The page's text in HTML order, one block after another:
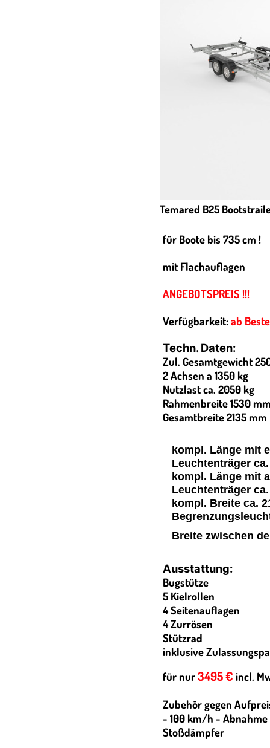
Temared B25
für Boote bis 735 cm !
mit Flachauflagen
ANGEBOTSPREIS !!!
Verfügbarkeit:ab
Techn. Daten:
Zul. Gesamtgewicht
2 Achsen a 1350 kg
Nutzlast ca. 2050 kg
Rahmenbreite 1530
Gesamtbreite 2135 mm
kompl. Länge mit
Leuchtenträger
kompl. Länge mit
Leuchtenträger
kompl. Breite ca.
Breite zwischen
Ausstattung:
Bugstütze
5 Kielrollen
4 Seitenauflagen
4 Zurrösen
Stützrad
inklusive
für nur3495 € incl.
Zubehör gegen
- 100 km/h -
Stoßdämpfer